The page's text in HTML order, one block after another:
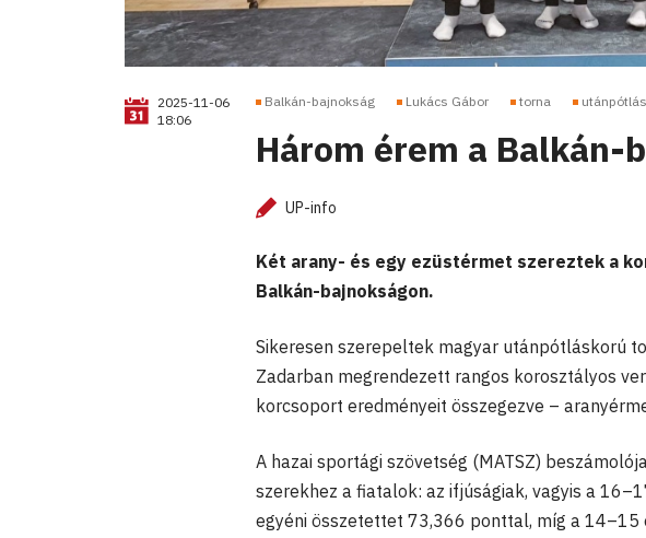
2025-11-06
18:06
Balkán-bajnokság Lukács Gábor torna utánpótlás
Három érem a Balkán-
UP-info
Két arany- és egy ezüstérmet szereztek a
Balkán-bajnokságon.
Sikeresen szerepeltek magyar utánpótláskorú
Zadarban megrendezett rangos korosztályos
korcsoport eredményeit összegezve –
A hazai sportági szövetség (MATSZ)
szerekhez a fiatalok: az ifjúságiak, vagyis a
egyéni összetettet 73,366 ponttal, míg a